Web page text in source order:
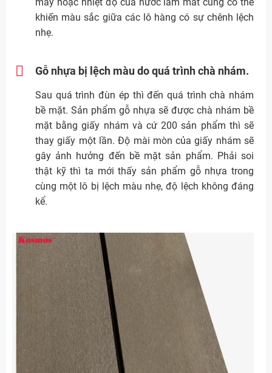
khiến màu sắc giữa các lô hàng có sự chênh lệch
nhẹ.
Gỗ nhựa bị lệch màu do quá trình chà nhám.
Sau quá trình đùn ép thì đến quá trình chà nhám
bề mặt. Sản phẩm gỗ nhựa sẽ được chà nhám bề
mặt bằng giấy nhám và cứ 200 sản phẩm thì sẽ
thay giấy một lần. Độ mài mòn của giấy nhám sẽ
gây ảnh hưởng đến bề mặt sản phẩm. Phải soi
thật kỹ thì ta mới thấy sản phẩm gỗ nhựa trong
cùng một lô bị lệch màu nhẹ, độ lệch không đáng
kể.